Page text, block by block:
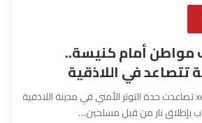
أمام كنيسة..
تتصاعد في اللاذقية
سوز خليل ـ xeber24.net تصاعدت حدة التوتر الأمني في مدينة اللاذقية
بإطلاق نار من قبل مسلحين…